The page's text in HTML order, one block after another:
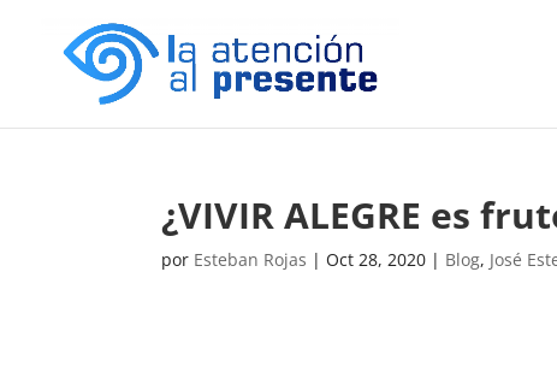
¿VIVIR ALEGRE es
por Esteban Rojas |Oct 28, 2020 | Blog, José